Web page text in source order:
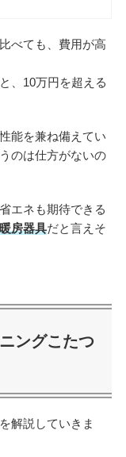
べても、費用が高
、10万円を超える
能を兼ね備えてい
のは仕方がないの
エネも期待できる
房器具だと言えそ
ングこたつ
解説していきま